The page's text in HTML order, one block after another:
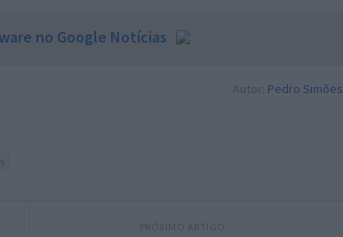
no Google Notícias
Autor: Pedro Simões